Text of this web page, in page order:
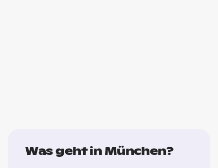
Was geht in München?